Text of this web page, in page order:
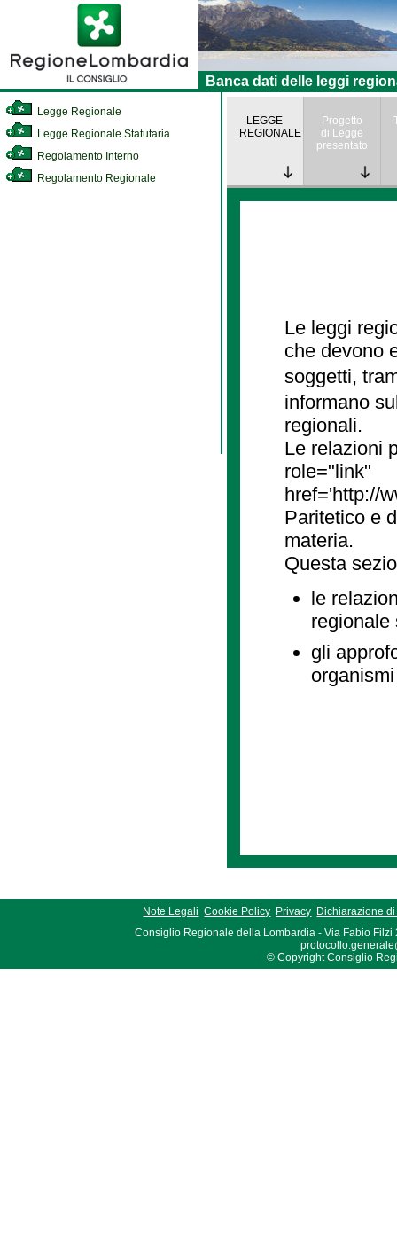
Banca dati delle leggi
Legge Regionale
Legge Regionale Statutaria
Regolamento Interno
Regolamento Regionale
LEGGE
REGIONALE
Progetto
di Legge
presentato
Le leggi
che devono
soggetti,
informano
regionali.
Le relazioni
role="link"
href='http://
Paritetico e
materia.
Questa
le
regionale
gli
Note Legali Cookie Policy Privacy Dichiarazione
Consiglio Regionale della Lombardia - Via Fabio Filzi
© Copyright Consiglio